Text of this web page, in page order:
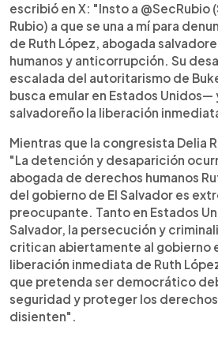
escribió en X: "Insto a @SecRubio
Rubio) a que se una a mí para
de Ruth López, abogada
humanos y anticorrupción. Su
escalada del autoritarismo de
busca emular en Estados Unidos—
salvadoreño la liberación
Mientras que la congresista Delia
"La detención y desaparición
abogada de derechos humanos
del gobierno de El Salvador es
preocupante. Tanto en Estados
Salvador, la persecución y
critican abiertamente al gobierno
liberación inmediata de Ruth
que pretenda ser democrático
seguridad y proteger los
disienten".